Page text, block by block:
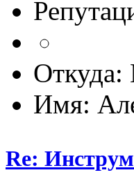
Откуда:
Имя:
Re: